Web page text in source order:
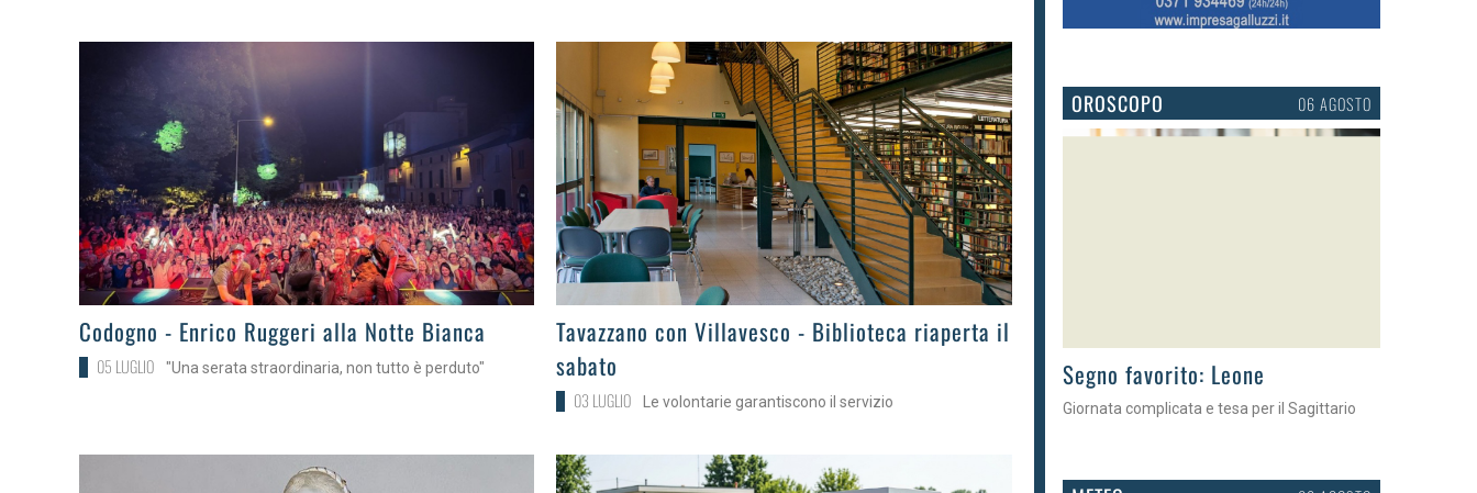
>
Codogno - Enrico Ruggeri alla Notte Bianca
05 LUGLIO "Una serata straordinaria, non tutto è perduto"
>
Tavazzano con Villavesco - Biblioteca riaperta il
sabato
03 LUGLIO Le volontarie garantiscono il servizio
OROSCOPO 06 AGOSTO
>
Segno favorito: Leone
Giornata complicata e tesa per il Sagittario